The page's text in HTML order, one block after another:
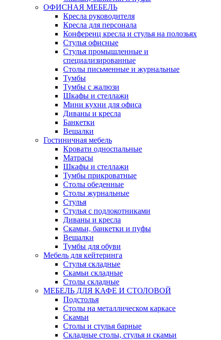
ОФИСНАЯ МЕБЕЛЬ
Кресла руководителя
Кресла для персонала
Конференц кресла и стулья на полозьях
Стулья офисные
Стулья промышленные и
специализированные
Столы письменные и журнальные
Тумбы
Тумбы с жалюзи
Шкафы и стеллажи
Мини кухни для офиса
Диваны и кресла
Банкетки
Вешалки
Гостиничная мебель
Кровати односпальные
Матрасы
Шкафы и стеллажи
Тумбы прикроватные
Столы обеденные
Столы журнальные
Стулья
Стулья с подлокотниками
Диваны и кресла
Скамьи, банкетки и пуфы
Вешалки
Тумбы для обуви
Мебель для кейтеринга
Стулья складные
Скамьи складные
Столы складные
МЕБЕЛЬ ДЛЯ КАФЕ И СТОЛОВОЙ
Подстолья
Столы на металлическом каркасе
Скамьи
Столы и стулья барные
Складные столы, стулья и скамьи